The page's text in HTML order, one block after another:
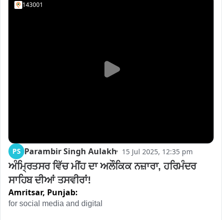
143001
PS Parambir Singh Aulakh 15 Jul 2025, 12:35 pm
ਅੰਮ੍ਰਿਤਸਰ ਵਿੱਚ ਮੀਂਹ ਦਾ ਅਲੌਕਿਕ ਨਜ਼ਾਰਾ, ਹਰਿਮੰਦਰ
ਸਾਹਿਬ ਦੀਆਂ ਤਸਵੀਰਾਂ!
Amritsar, Punjab:
for social media and digital